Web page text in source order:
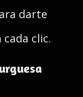
darte
clic.